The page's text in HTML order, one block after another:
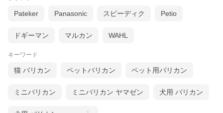
Pateker Panasonic スピーディク Petio
ドギーマン マルカン WAHL
キーワード
猫 バリカン ペットバリカン ペット用バリカン
ミニバリカン ミニバリカン ヤマゼン 犬用 バリカン